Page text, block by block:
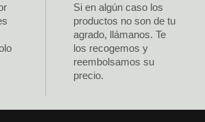
Si en algún caso los
productos no son de tu
agrado, llámanos. Te
los recogemos y
reembolsamos su
precio.